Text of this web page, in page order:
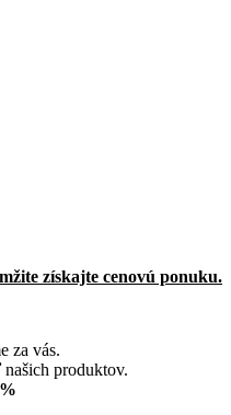
získajte cenovú ponuku.
za vás.
našich produktov.